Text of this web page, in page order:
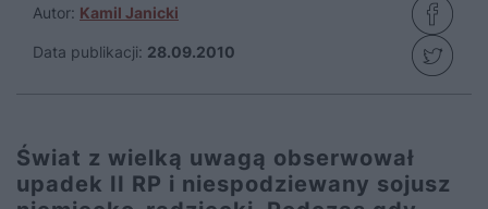
Autor: Kamil Janicki
Data publikacji: 28.09.2010
Świat z wielką uwagą obserwował
upadek II RP i niespodziewany sojusz